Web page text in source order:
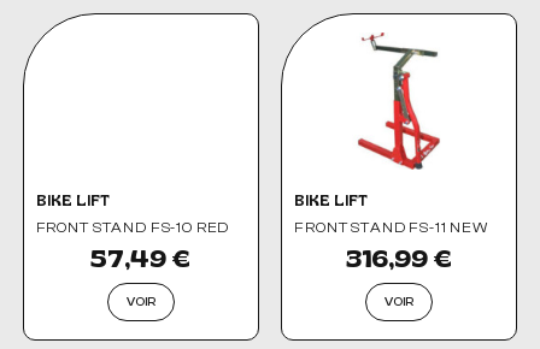
BIKE LIFT
FRONT STAND FS-10 RED
57,49 €
VOIR
BIKE LIFT
FRONT STAND FS-11 NEW
316,99 €
VOIR